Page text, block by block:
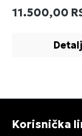
Redovna
11.500,00
Korisnička